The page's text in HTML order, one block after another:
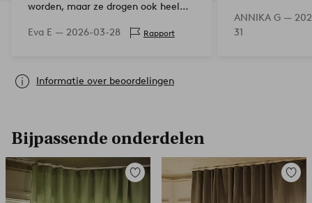
worden, maar ze drogen ook heel
de haak hangen.
Eva E — 2026-03-28 Rapport
ANNIKA G —
31
Informatie over beoordelingen
Bijpassende onderdelen
Toevoegen
favorieten